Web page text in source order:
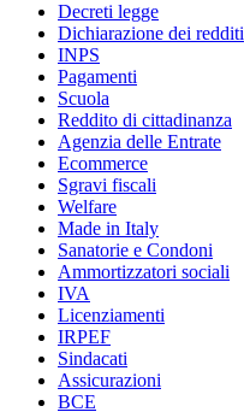
Decreti legge
Dichiarazione dei redditi
INPS
Pagamenti
Scuola
Reddito di cittadinanza
Agenzia delle Entrate
Ecommerce
Sgravi fiscali
Welfare
Made in Italy
Sanatorie e Condoni
Ammortizzatori sociali
IVA
Licenziamenti
IRPEF
Sindacati
Assicurazioni
BCE